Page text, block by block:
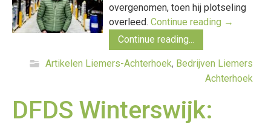
overgenomen, toen hij plotseling
overleed. Continue reading →
Continue reading...
Artikelen Liemers-Achterhoek, Bedrijven Liemers
Achterhoek
DFDS Winterswijk: